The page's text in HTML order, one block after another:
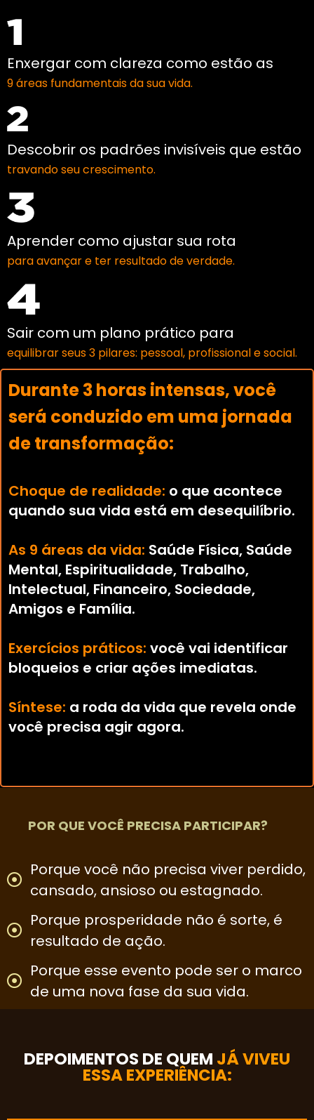
Enxergar com clareza como estão as
9 áreas fundamentais da sua vida.
Descobrir os padrões invisíveis que estão
travando seu crescimento.
Aprender como ajustar sua rota
para avançar e ter resultado de verdade.
Sair com um plano prático para
equilibrar seus 3 pilares: pessoal, profissional e social.
Durante 3 horas intensas, você
será conduzido em uma jornada
de transformação:
Choque de realidade: o que acontece
quando sua vida está em desequilíbrio.
As 9 áreas da vida: Saúde Física, Saúde
Mental, Espiritualidade, Trabalho,
Intelectual, Financeiro, Sociedade,
Amigos e Família.
Exercícios práticos: você vai identificar
bloqueios e criar ações imediatas.
Síntese: a roda da vida que revela onde
você precisa agir agora.
POR QUE VOCÊ PRECISA PARTICIPAR?
Porque você não precisa viver perdido,
cansado, ansioso ou estagnado.
Porque prosperidade não é sorte, é
resultado de ação.
Porque esse evento pode ser o marco
de uma nova fase da sua vida.
DEPOIMENTOS DE QUEM JÁ VIVEU
ESSA EXPERIÊNCIA: